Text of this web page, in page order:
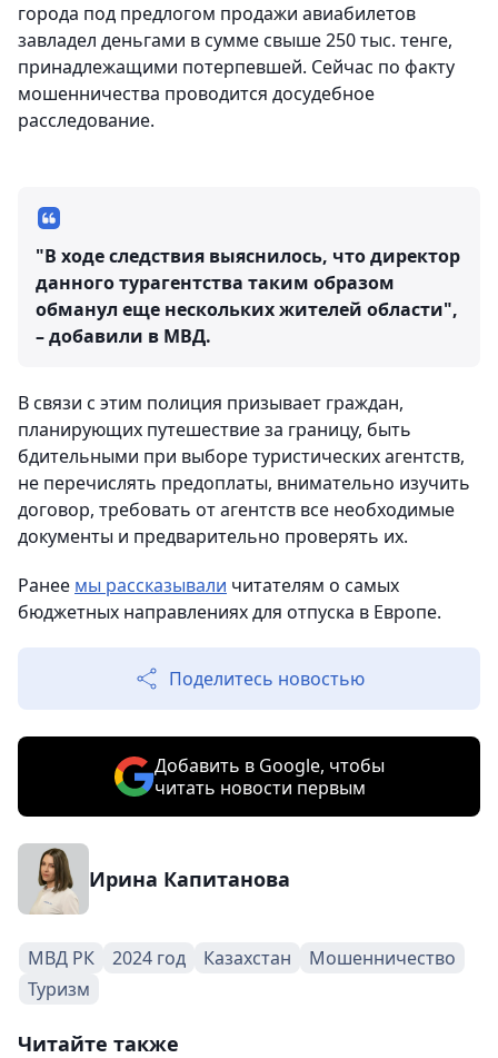
города под предлогом продажи авиабилетов
завладел деньгами в сумме свыше 250 тыс. тенге,
принадлежащими потерпевшей. Сейчас по факту
мошенничества проводится досудебное
расследование.
"В ходе следствия выяснилось, что директор
данного турагентства таким образом
обманул еще нескольких жителей области",
– добавили в МВД.
В связи с этим полиция призывает граждан,
планирующих путешествие за границу, быть
бдительными при выборе туристических агентств,
не перечислять предоплаты, внимательно изучить
договор, требовать от агентств все необходимые
документы и предварительно проверять их.
Ранее мы рассказывали читателям о самых
бюджетных направлениях для отпуска в Европе.
Поделитесь новостью
Добавить в Google, чтобы
читать новости первым
Ирина Капитанова
МВД РК 2024 год Казахстан
Мошенничество
Туризм
Читайте также